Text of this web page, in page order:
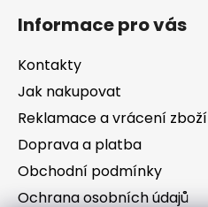
Informace pro vás
Kontakty
Jak nakupovat
Reklamace a vrácení zboží
Doprava a platba
Obchodní podmínky
Ochrana osobních údajů